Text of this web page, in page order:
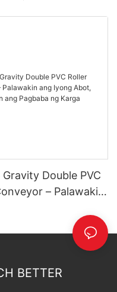
Gravity Double PVC
– Palawakin
ng Karga
BETTER